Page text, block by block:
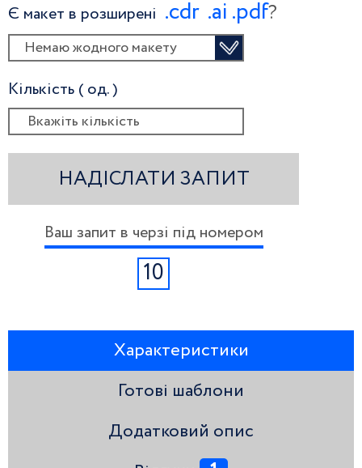
Є макет в розширені .сdr .ai .pdf?
Немаю жодного макету
Кількість ( од. )
НАДІСЛАТИ ЗАПИТ
Ваш запит в черзі під номером
10
Характеристики
Готові шаблони
Додатковий опис